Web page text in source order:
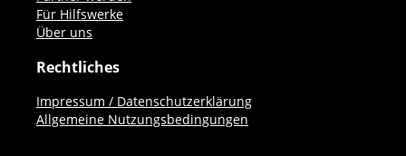
Für Hilfswerke
Über uns
Rechtliches
Impressum / Datenschutzerklärung
Allgemeine Nutzungsbedingungen